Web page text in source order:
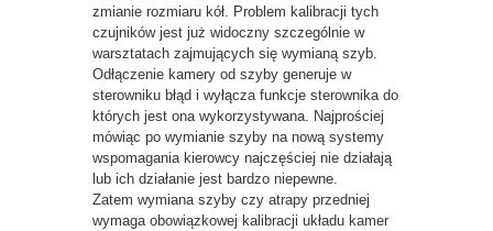
zmianie rozmiaru kół. Problem kalibracji tych
czujników jest już widoczny szczególnie w
warsztatach zajmujących się wymianą szyb.
Odłączenie kamery od szyby generuje w
sterowniku błąd i wyłącza funkcje sterownika do
których jest ona wykorzystywana. Najprościej
mówiąc po wymianie szyby na nową systemy
wspomagania kierowcy najczęściej nie działają
lub ich działanie jest bardzo niepewne.
Zatem wymiana szyby czy atrapy przedniej
wymaga obowiązkowej kalibracji układu kamer